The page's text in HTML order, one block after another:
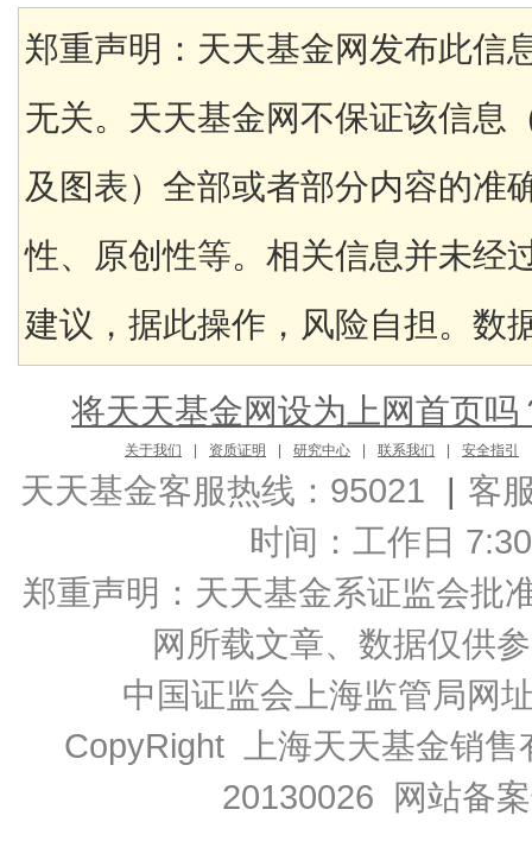
郑重声明：天天基金网发布此信
无关。天天基金网不保证该信息
及图表）全部或者部分内容的准
性、原创性等。相关信息并未经
建议，据此操作，风险自担。数
将天天基金网设为上网首页吗
关于我们 资质证明 研究中心 联系我们 安全指引
天天基金客服热线：95021 | 客
时间：工作日
郑重声明： 天天基金系证监会批
网所载文章、数据仅供
中国证监会上海监管局网
CopyRight 上海天天基金销
20130026 网站备